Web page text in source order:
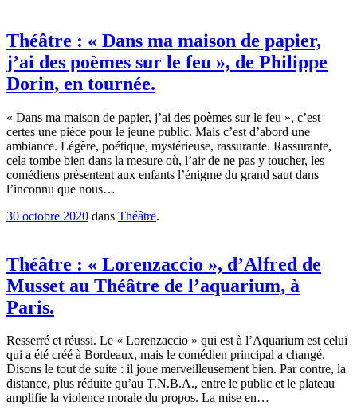
Théâtre : « Dans ma maison de papier,
j’ai des poèmes sur le feu », de Philippe
Dorin, en tournée.
« Dans ma maison de papier, j’ai des poèmes sur le feu », c’est
certes une pièce pour le jeune public. Mais c’est d’abord une
ambiance. Légère, poétique, mystérieuse, rassurante. Rassurante,
cela tombe bien dans la mesure où, l’air de ne pas y toucher, les
comédiens présentent aux enfants l’énigme du grand saut dans
l’inconnu que nous…
30 octobre 2020 dans Théâtre.
Théâtre : « Lorenzaccio », d’Alfred de
Musset au Théâtre de l’aquarium, à
Paris.
Resserré et réussi. Le « Lorenzaccio » qui est à l’Aquarium est celui
qui a été créé à Bordeaux, mais le comédien principal a changé.
Disons le tout de suite : il joue merveilleusement bien. Par contre, la
distance, plus réduite qu’au T.N.B.A., entre le public et le plateau
amplifie la violence morale du propos. La mise en…